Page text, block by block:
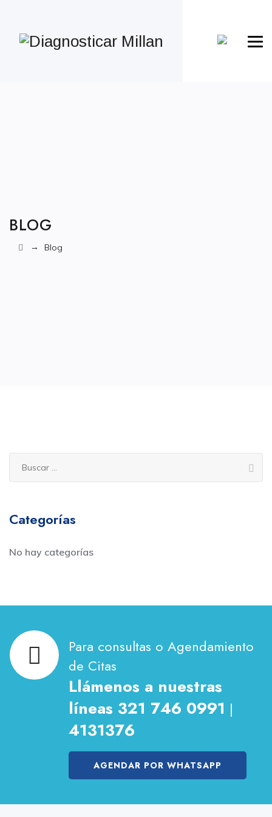
BLOG
→ Blog
Categorías
No hay categorías
Para consultas o Agendamiento
de Citas
Llámenos a nuestras
líneas 321 746 0991 |
4131376
AGENDAR POR WHATSAPP